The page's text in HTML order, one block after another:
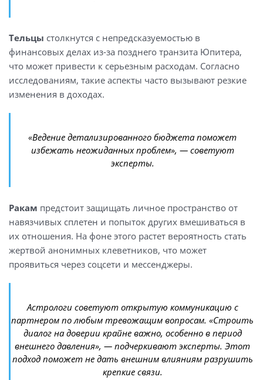
Тельцы столкнутся с непредсказуемостью в
финансовых делах из-за позднего транзита Юпитера,
что может привести к серьезным расходам. Согласно
исследованиям, такие аспекты часто вызывают резкие
изменения в доходах.
«Ведение детализированного бюджета поможет
избежать неожиданных проблем», — советуют
эксперты.
Ракам предстоит защищать личное пространство от
навязчивых сплетен и попыток других вмешиваться в
их отношения. На фоне этого растет вероятность стать
жертвой анонимных клеветников, что может
проявиться через соцсети и мессенджеры.
Астрологи советуют открытую коммуникацию с
партнером по любым тревожащим вопросам. «Строить
диалог на доверии крайне важно, особенно в период
внешнего давления», — подчеркивают эксперты. Этот
подход поможет не дать внешним влияниям разрушить
крепкие связи.